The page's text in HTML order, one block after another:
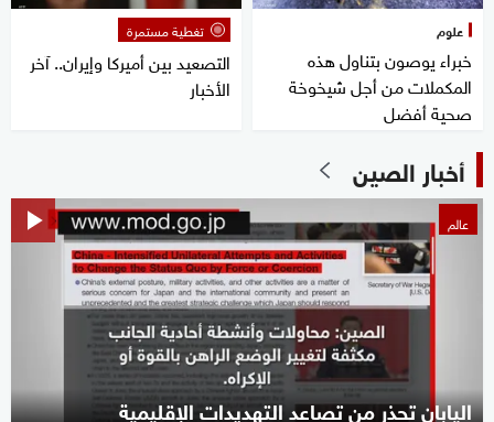
علوم
خبراء يوصون بتناول هذه
المكملات من أجل شيخوخة
صحية أفضل
تغطية مستمرة
التصعيد بين أميركا وإيران.. آخر
الأخبار
أخبار الصين
عالم
اليابان تحذر من تصاعد التهديدات الإقليمية